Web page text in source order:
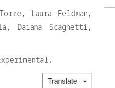
Laura Feldman,
Daiana Scagnetti,
Translate